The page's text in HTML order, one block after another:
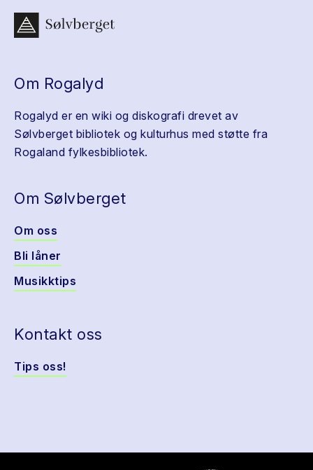
Om Rogalyd
Rogalyd er en wiki og diskografi drevet av
Sølvberget bibliotek og kulturhus med støtte fra
Rogaland fylkesbibliotek.
Om Sølvberget
Om oss
Bli låner
Musikktips
Kontakt oss
Tips oss!